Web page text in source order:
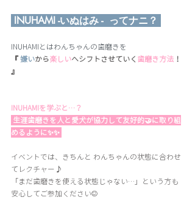
INUHAMI -いぬはみ -  ってナニ？
INUHAMIとはわんちゃんの歯磨きを
『 嫌いから楽しいへシフトさせていく 歯磨き方法 ！
』
INUHAMIを学ぶと…？
生涯歯磨きを人と愛犬が協力して友好的🤝に取り組
めるように✨✨
イベントでは、きちんと わんちゃんの状態に合わせ
てレクチャー♪
「まだ歯磨きを使える状態じゃない…」という方も
安心してご参加ください☺️